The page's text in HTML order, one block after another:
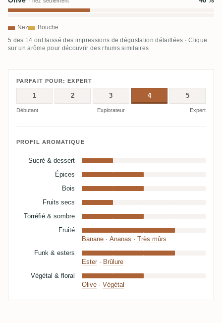
Nez Bouche
5 des 14 ont laissé des impressions de dégustation détaillées · Clique
sur un arôme pour découvrir des rhums similaires
PARFAIT POUR: EXPERT
1 2 3 4 5
Débutant Explorateur Expert
PROFIL AROMATIQUE
Sucré & dessert
Épices
Bois
Fruits secs
Torréfié & sombre
Fruité
Banane · Ananas · Très mûrs
Funk & esters
Ester · Brûlure
Végétal & floral
Olive · Végétal